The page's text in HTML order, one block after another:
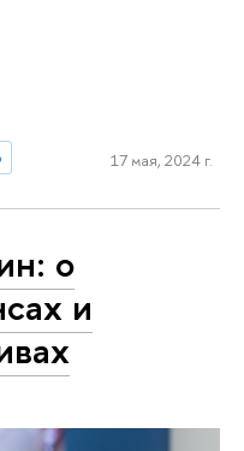
17 мая, 2024 г.
о
и